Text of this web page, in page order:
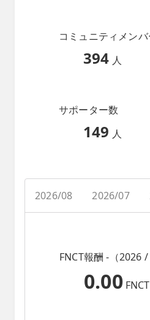
コミュニティメン
394 人
サポーター数
149 人
2026/08 2026/07
FNCT報酬 -（2026 /
0.00 FNCT